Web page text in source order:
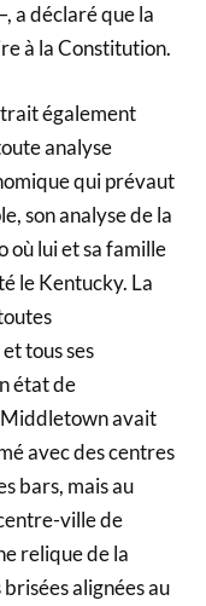
a déclaré que la
à la Constitution.
également
analyse
qui prévaut
son analyse de la
où lui et sa famille
le Kentucky. La
tous ses
état de
Middletown avait
avec des centres
bars, mais au
ville de
relique de la
alignées au